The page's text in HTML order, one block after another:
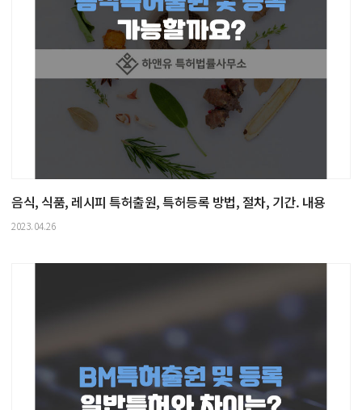
음식, 식품, 레시피 특허출원, 특허등록 방법, 절차, 기간. 내용
2023.04.26